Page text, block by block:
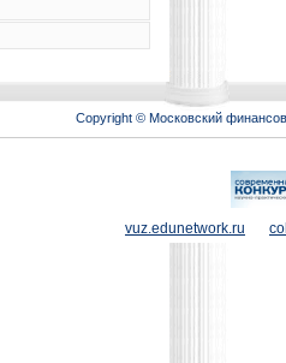
Copyright © Московский
vuz.edunetwork.ru